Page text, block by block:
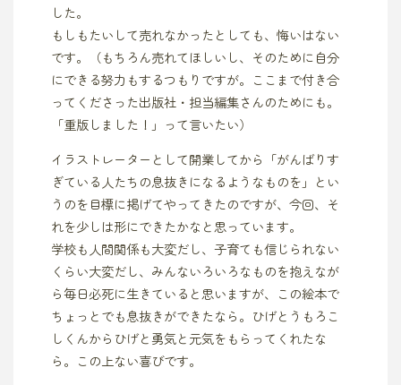
した。
もしもたいして売れなかったとしても、悔いはない
です。（もちろん売れてほしいし、そのために自分
にできる努力もするつもりですが。ここまで付き合
ってくださった出版社・担当編集さんのためにも。
「重版しました！」って言いたい）
イラストレーターとして開業してから「がんばりす
ぎている人たちの息抜きになるようなものを」とい
うのを目標に掲げてやってきたのですが、今回、そ
れを少しは形にできたかなと思っています。
学校も人間関係も大変だし、子育ても信じられない
くらい大変だし、みんないろいろなものを抱えなが
ら毎日必死に生きていると思いますが、この絵本で
ちょっとでも息抜きができたなら。ひげとうもろこ
しくんからひげと勇気と元気をもらってくれたな
ら。この上ない喜びです。